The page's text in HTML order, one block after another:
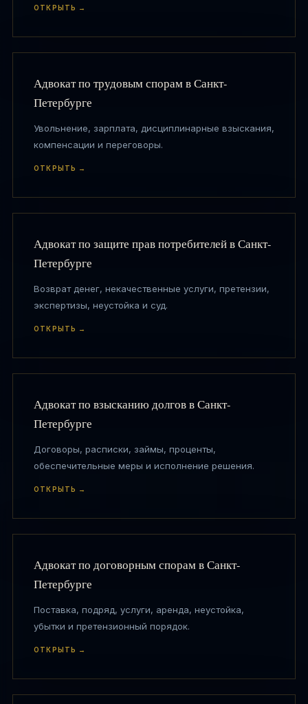
ОТКРЫТЬ →
Адвокат по трудовым спорам в Санкт-
Петербурге
Увольнение, зарплата, дисциплинарные взыскания,
компенсации и переговоры.
ОТКРЫТЬ →
Адвокат по защите прав потребителей в Санкт-
Петербурге
Возврат денег, некачественные услуги, претензии,
экспертизы, неустойка и суд.
ОТКРЫТЬ →
Адвокат по взысканию долгов в Санкт-
Петербурге
Договоры, расписки, займы, проценты,
обеспечительные меры и исполнение решения.
ОТКРЫТЬ →
Адвокат по договорным спорам в Санкт-
Петербурге
Поставка, подряд, услуги, аренда, неустойка,
убытки и претензионный порядок.
ОТКРЫТЬ →